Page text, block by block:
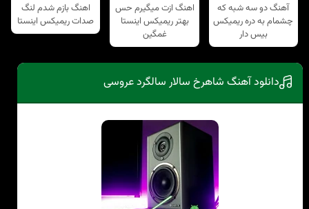
آهنگ دو سه شبه که
چشمام به دره ریمیکس
بیس دار
اهنگ ازت میگیرم حس
بهتر ریمیکس اینستا
غمگین
اهنگ بازم شدم لنگ
صدات ریمیکس اینستا
دانلود آهنگ شاهرخ سالار سالگرد عروسی